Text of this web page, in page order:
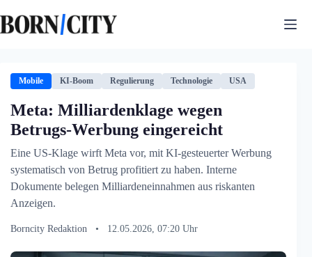
Inhalt
springen
Mobile KI-Boom Regulierung Technologie USA
Meta: Milliardenklage wegen
Betrugs-Werbung eingereicht
Eine US-Klage wirft Meta vor, mit KI-gesteuerter Werbung
systematisch von Betrug profitiert zu haben. Interne
Dokumente belegen Milliardeneinnahmen aus riskanten
Anzeigen.
Borncity Redaktion • 12.05.2026, 07:20 Uhr